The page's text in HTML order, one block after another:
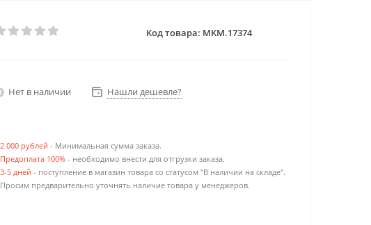
Код товара: MKM.17374
Нет в наличии Нашли дешевле?
2 000 рублей - Минимальная сумма заказа.
Предоплата 100% - необходимо внести для отгрузки заказа.
3-5 дней - поступление в магазин товара со статусом "В наличии на складе".
Просим предварительно уточнять наличие товара у менеджеров.